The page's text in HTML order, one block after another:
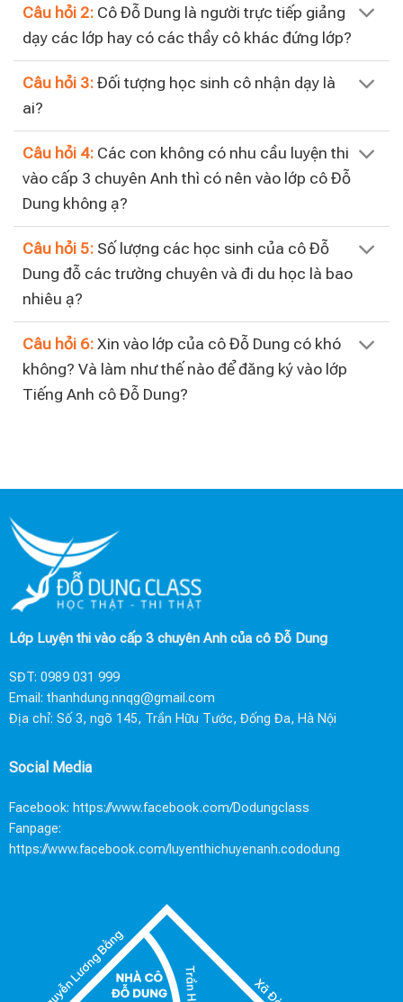
Câu hỏi 2: Cô Đỗ Dung là người trực tiếp giảng
dạy các lớp hay có các thầy cô khác đứng lớp?
Câu hỏi 3: Đối tượng học sinh cô nhận dạy là
ai?
Câu hỏi 4: Các con không có nhu cầu luyện thi
vào cấp 3 chuyên Anh thì có nên vào lớp cô Đỗ
Dung không ạ?
Câu hỏi 5: Số lượng các học sinh của cô Đỗ
Dung đỗ các trường chuyên và đi du học là bao
nhiêu ạ?
Câu hỏi 6: Xin vào lớp của cô Đỗ Dung có khó
không? Và làm như thế nào để đăng ký vào lớp
Tiếng Anh cô Đỗ Dung?
Lớp Luyện thi vào cấp 3 chuyên Anh của cô Đỗ Dung
SĐT: 0989 031 999
Email: thanhdung.nnqg@gmail.com
Địa chỉ: Số 3, ngõ 145, Trần Hữu Tước, Đống Đa, Hà Nội
Social Media
Facebook: https://www.facebook.com/Dodungclass
Fanpage:
https://www.facebook.com/luyenthichuyenanh.cododung